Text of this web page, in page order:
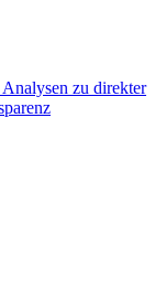
zu direkter